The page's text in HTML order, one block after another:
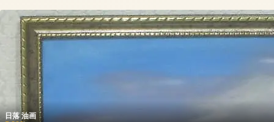
日落 油画